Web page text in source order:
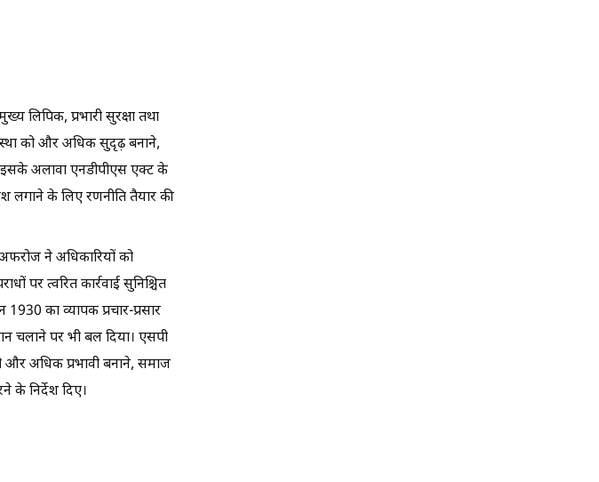
लिपिक, प्रभारी सुरक्षा तथा
को और अधिक सुदृढ़ बनाने,
इसके अलावा एनडीपीएस एक्ट के
लगाने के लिए रणनीति तैयार की
ने अधिकारियों को
पर त्वरित कार्रवाई सुनिश्चित
का व्यापक प्रचार-प्रसार
चलाने पर भी बल दिया। एसपी
और अधिक प्रभावी बनाने, समाज
के निर्देश दिए।